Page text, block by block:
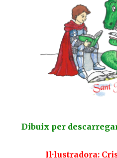
Dibuix per
Il·lustradora: